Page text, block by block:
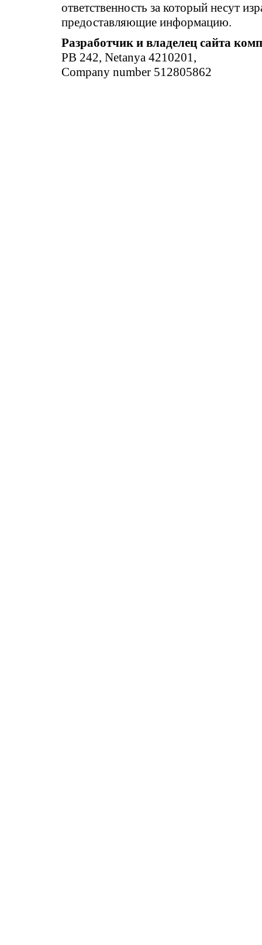
ответственность за который несут
предоставляющие информацию.
Разработчик и владелец сайта
PB 242, Netanya 4210201,
Company number 512805862